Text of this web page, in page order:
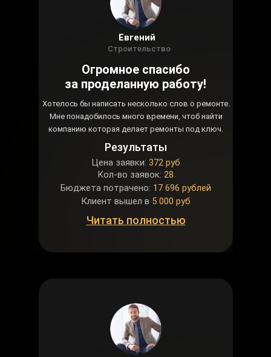
Евгений
Строительство
Огромное спасибо
за проделанную работу!
Хотелось бы написать несколько слов о ремонте.
Мне понадобилось много времени, чтоб найти
компанию которая делает ремонты под ключ.
Читать полностью
Результаты
Клиент вышел в 5 000 руб
Кол-во заявок: 28
Цена заявки: 372 руб
Бюджета потрачено: 17 696 рублей